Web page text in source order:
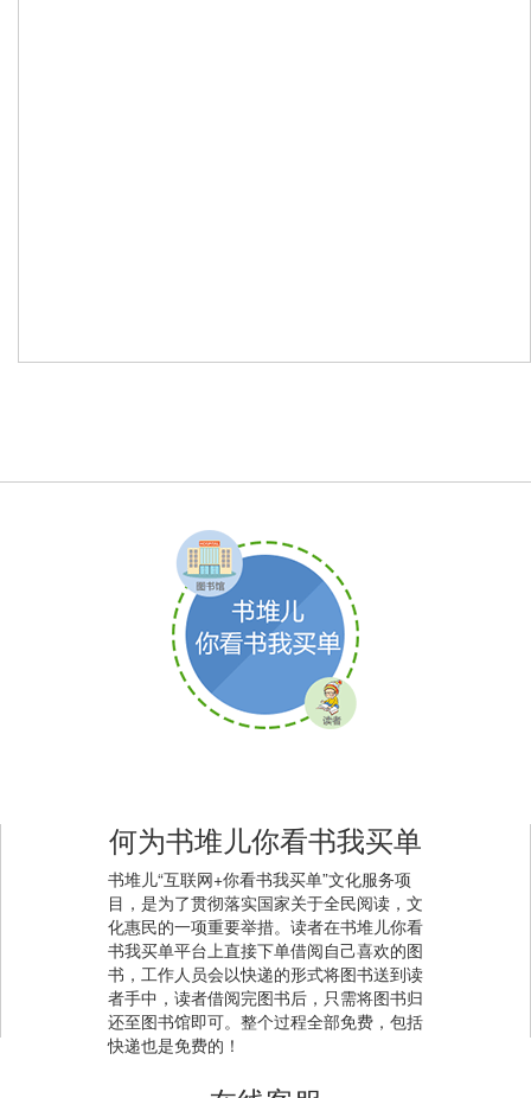
何为书堆儿你看书我买单
书堆儿“互联网+你看书我买单”文化服务项
目，是为了贯彻落实国家关于全民阅读，文
化惠民的一项重要举措。读者在书堆儿你看
书我买单平台上直接下单借阅自己喜欢的图
书，工作人员会以快递的形式将图书送到读
者手中，读者借阅完图书后，只需将图书归
还至图书馆即可。整个过程全部免费，包括
快递也是免费的！